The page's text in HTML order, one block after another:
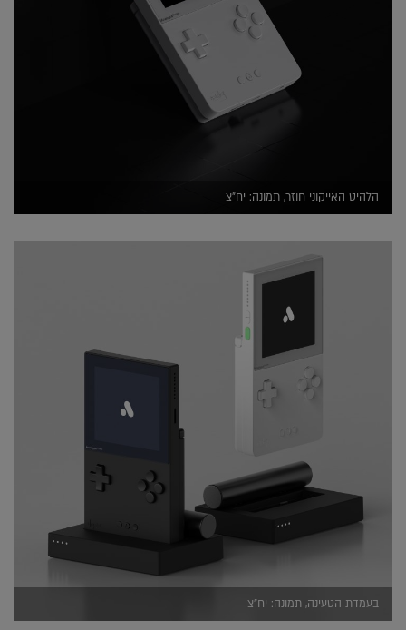
הלהיט האייקוני חוזר, תמונה: יח"צ
בעמדת הטעינה, תמונה: יח"צ